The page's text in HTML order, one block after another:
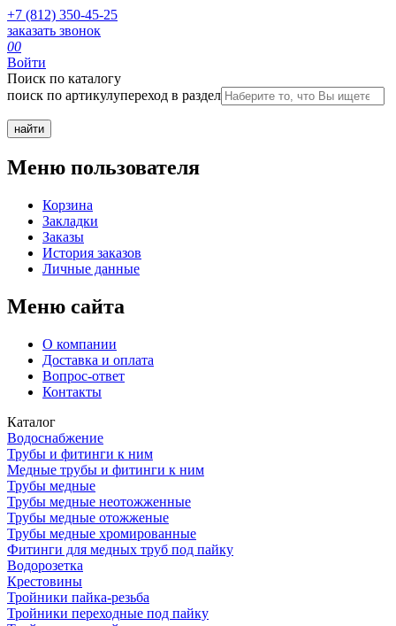
+7 (812) 350-45-25
заказать звонок
00
Войти
Поиск по каталогу
поиск по артикулупереход в раздел
Меню пользователя
Корзина
Закладки
Заказы
История заказов
Личные данные
Меню сайта
О компании
Доставка и оплата
Вопрос-ответ
Контакты
Каталог
Водоснабжение
Трубы и фитинги к ним
Медные трубы и фитинги к ним
Трубы медные
Трубы медные неотожженные
Трубы медные отожженые
Трубы медные хромированные
Фитинги для медных труб под пайку
Водорозетка
Крестовины
Тройники пайка-резьба
Тройники переходные под пайку